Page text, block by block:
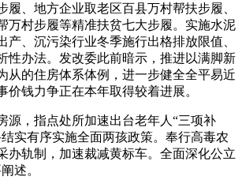
履、地方企业取老区百县万村帮扶步履、
万村步履等精准扶贫七大步履。实施水泥
产、沉污染行业冬季施行出格排放限值、
性办法。发改委此前暗示，推进以满脚新
从的住房体系体例，进一步健全全平易近
价钱力争正在本年取得较着进展。
，指点处所加速出台老年人“三项补
实有序实施全面两孩政策。奉行高毒农
办轨制，加速裁减黄标车。全面深化公立
述。